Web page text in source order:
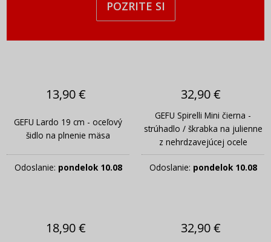
POZRITE SI
13,90 €
GEFU Lardo 19 cm - oceľový
šidlo na plnenie mäsa
Odoslanie: pondelok 10.08
32,90 €
GEFU Spirelli Mini čierna -
strúhadlo / škrabka na julienne
z nehrdzavejúcej ocele
Odoslanie: pondelok 10.08
18,90 € 32,90 €